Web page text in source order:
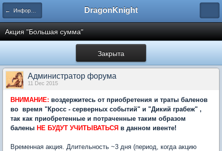
← Информация и гайды по игре DragonKnight
Акция "Большая сумма"
Закрыта
Администратор форума
11 Dec 2015
ВНИМАНИЕ: воздержитесь от приобретения и траты баленов
во время "Кросс - серверных событий" и "Дикий грабеж" ,
так как приобретенные и потраченные таким образом
балены НЕ БУДУТ УЧИТЫВАТЬСЯ в данном ивенте!
Временная акция. Длительность ~3 дня (период, когда акцию